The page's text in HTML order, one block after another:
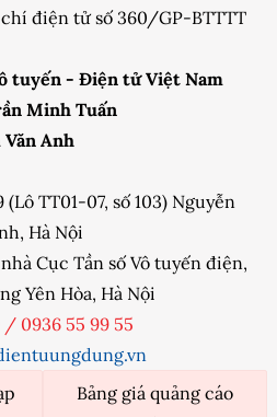
điện tử số 360/GP-BTTTT
tuyến - Điện tử Việt Nam
Minh Tuấn
Văn Anh
TT01-07, số 103) Nguyễn
Hà Nội
Cục Tần số Vô tuyến điện,
Yên Hòa, Hà Nội
/ 0936 55 99 55
Bảng giá quảng cáo